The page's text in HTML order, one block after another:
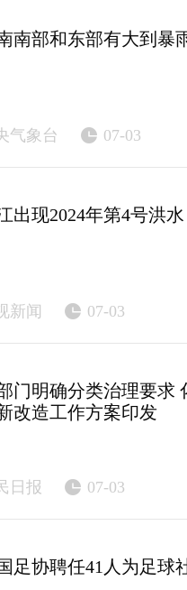
南部和东部有大到暴
气象台 07-03
出现2024年第4号洪水
新闻 07-03
门明确分类治理要求
改造工作方案印发
日报 07-03
足协聘任41人为足球